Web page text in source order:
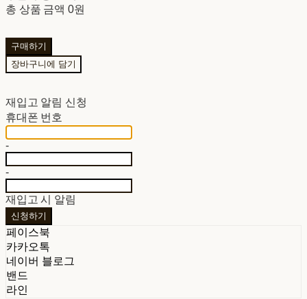
총 상품 금액 0원
구매하기
장바구니에 담기
재입고 알림 신청
휴대폰 번호
-
-
재입고 시 알림
신청하기
페이스북
카카오톡
네이버 블로그
밴드
라인